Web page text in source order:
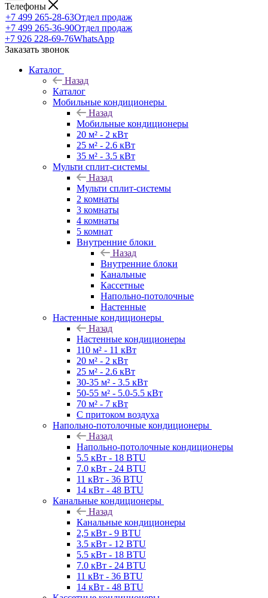
Телефоны
+7 499 265-28-63Отдел продаж
+7 499 265-36-90Отдел продаж
+7 926 228-69-76WhatsApp
Заказать звонок
Каталог
Назад
Каталог
Мобильные кондиционеры
Назад
Мобильные кондиционеры
20 м² - 2 кВт
25 м² - 2.6 кВт
35 м² - 3.5 кВт
Мульти сплит-системы
Назад
Мульти сплит-системы
2 комнаты
3 комнаты
4 комнаты
5 комнат
Внутренние блоки
Назад
Внутренние блоки
Канальные
Кассетные
Напольно-потолочные
Настенные
Настенные кондиционеры
Назад
Настенные кондиционеры
110 м² - 11 кВт
20 м² - 2 кВт
25 м² - 2.6 кВт
30-35 м² - 3.5 кВт
50-55 м² - 5.0-5.5 кВт
70 м² - 7 кВт
С притоком воздуха
Напольно-потолочные кондиционеры
Назад
Напольно-потолочные кондиционеры
5.5 кВт - 18 BTU
7.0 кВт - 24 BTU
11 кВт - 36 BTU
14 кВт - 48 BTU
Канальные кондиционеры
Назад
Канальные кондиционеры
2,5 кВт - 9 BTU
3.5 кВт - 12 BTU
5.5 кВт - 18 BTU
7.0 кВт - 24 BTU
11 кВт - 36 BTU
14 кВт - 48 BTU